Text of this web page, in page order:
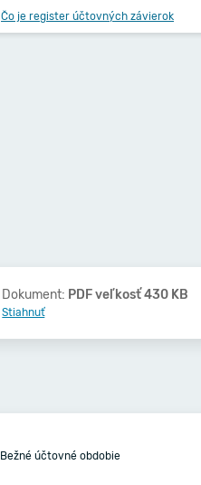
Čo je register účtovných závierok
Dokument: PDF veľkosť 430 KB
Stiahnuť
Bežné účtovné obdobie